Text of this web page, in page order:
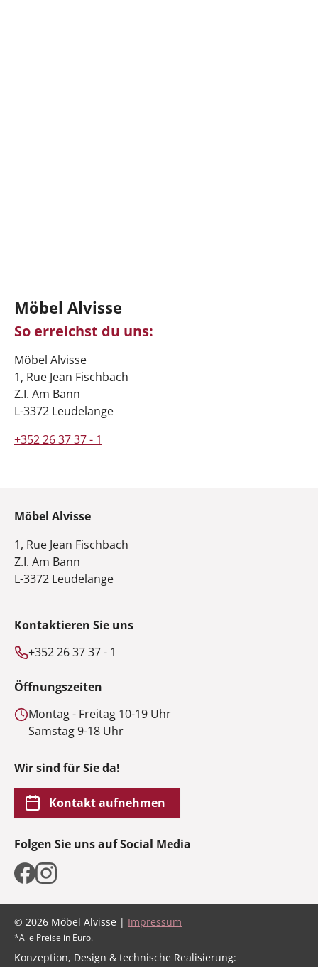
Möbel Alvisse
So erreichst du uns:
Möbel Alvisse
1, Rue Jean Fischbach
Z.I. Am Bann
L-3372 Leudelange
+352 26 37 37 - 1
Möbel Alvisse
1, Rue Jean Fischbach
Z.I. Am Bann
L-3372 Leudelange
Kontaktieren Sie uns
+352 26 37 37 - 1
Öffnungszeiten
Montag - Freitag 10-19 Uhr
Samstag 9-18 Uhr
Wir sind für Sie da!
Kontakt aufnehmen
Folgen Sie uns auf Social Media
© 2026 Möbel Alvisse | Impressum
*Alle Preise in Euro.
Konzeption, Design & technische Realisierung: